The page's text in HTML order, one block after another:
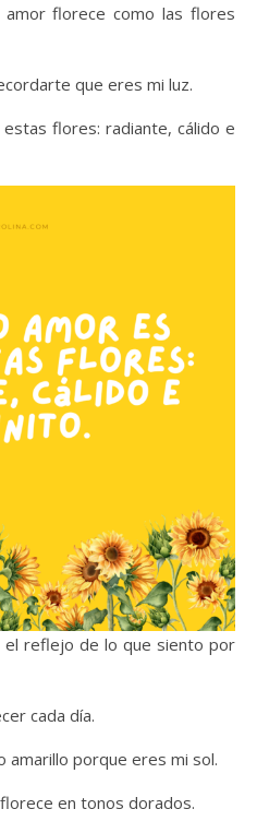
florece como las flores
que eres mi luz.
flores: radiante, cálido e
el reflejo de lo que siento por
cada día.
amarillo porque eres mi sol.
en tonos dorados.